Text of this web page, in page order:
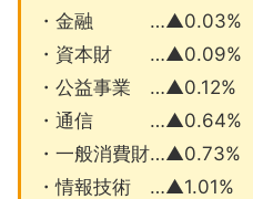
・金融 …▲0.03%
・資本財 …▲0.09%
・公益事業 …▲0.12%
・通信 …▲0.64%
・一般消費財…▲0.73%
・情報技術 …▲1.01%